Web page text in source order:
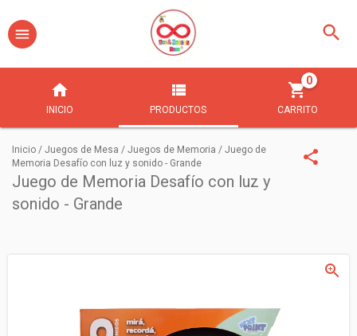
INICIO PRODUCTOS CARRITO
0
Inicio / Juegos de Mesa / Juegos de Memoria / Juego de
Memoria Desafío con luz y sonido - Grande
Juego de Memoria Desafío con luz y
sonido - Grande